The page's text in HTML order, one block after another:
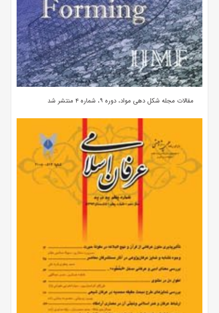
مقالات مجله شکل دهی مواد، دوره ۹، شماره ۴ منتشر شد